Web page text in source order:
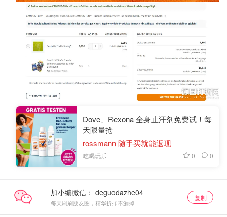
Dove、Rexona 全身止汗剂免费试！每
天限量抢
rossmann 随手买就能返现
吃喝玩乐 0 0
加小编微信：
每天刷刷朋友圈，精华折扣不漏掉
复制